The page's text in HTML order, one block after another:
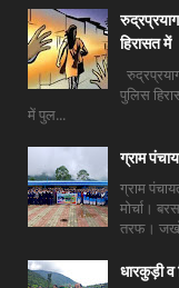
हिरासत में
पुलिस
में पुल...
ग्राम
ग्राम
मोर्चा।
तरफ।
धारकुड़ी व